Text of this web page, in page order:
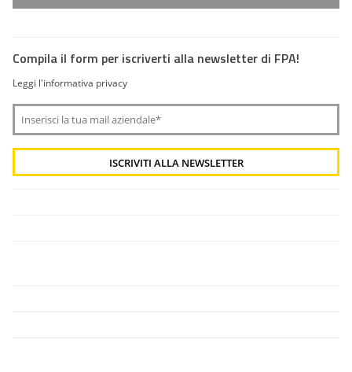
Compila il form per iscriverti alla newsletter di FPA!
Leggi l'informativa privacy